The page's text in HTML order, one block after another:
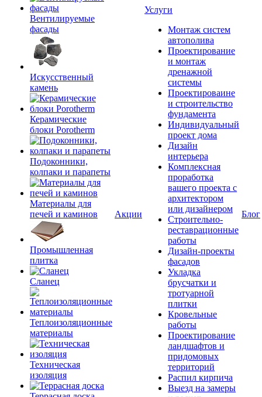
Вентилируемые
фасады
Искусственный
камень
Керамические
блоки Porotherm
Подоконники,
колпаки и парапеты
Материалы для
печей и каминов
Промышленная
плитка
Сланец
Теплоизоляционные
материалы
Техническая
изоляция
Акции
Услуги
Монтаж систем
автополива
Проектирование
и монтаж
дренажной
системы
Проектироваине
и строительство
фундамента
Индивидуальный
проект дома
Дизайн
интерьера
Комплексная
проработка
вашего проекта с
архитектором
или дизайнером
Строительно-
реставрационные
работы
Дизайн-проекты
фасадов
Укладка
брусчатки и
тротуарной
плитки
Кровельные
работы
Проектирование
ландшафтов и
придомовых
территорий
Распил кирпича
Выезд на замеры
Блог